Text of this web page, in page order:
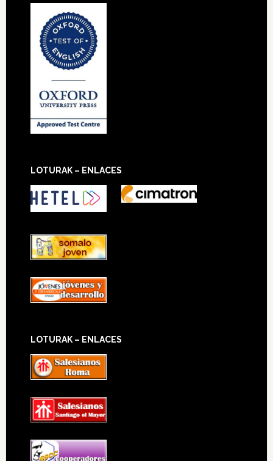
LOTURAK – ENLACES
LOTURAK – ENLACES